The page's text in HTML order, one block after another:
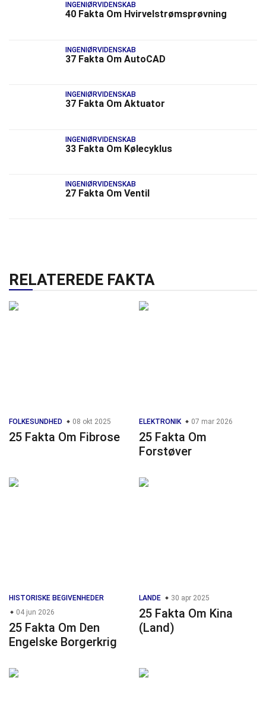
INGENIØRVIDENSKAB
40 Fakta Om Hvirvelstrømsprøvning
INGENIØRVIDENSKAB
37 Fakta Om AutoCAD
INGENIØRVIDENSKAB
37 Fakta Om Aktuator
INGENIØRVIDENSKAB
33 Fakta Om Kølecyklus
INGENIØRVIDENSKAB
27 Fakta Om Ventil
RELATEREDE FAKTA
FOLKESUNDHED 08 okt 2025
25 Fakta Om Fibrose
ELEKTRONIK 07 mar 2026
25 Fakta Om
Forstøver
HISTORISKE BEGIVENHEDER
04 jun 2026
25 Fakta Om Den
Engelske Borgerkrig
LANDE 30 apr 2025
25 Fakta Om Kina
(Land)